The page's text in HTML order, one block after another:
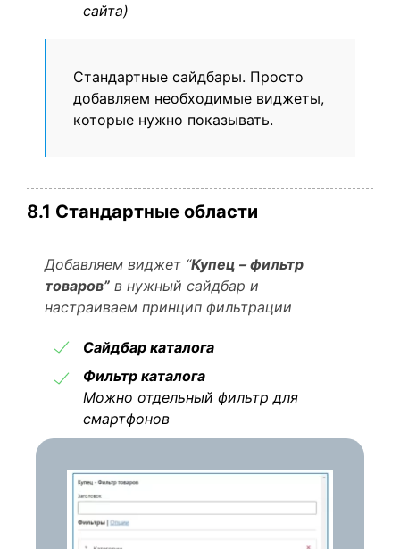
Стандартные сайдбары. Просто
добавляем необходимые виджеты,
которые нужно показывать.
сайта)
8.1 Стандартные области
Добавляем виджет “Купец – фильтр
товаров” в нужный сайдбар и
настраиваем принцип фильтрации
Сайдбар каталога
Фильтр каталога
Можно отдельный фильтр для
смартфонов